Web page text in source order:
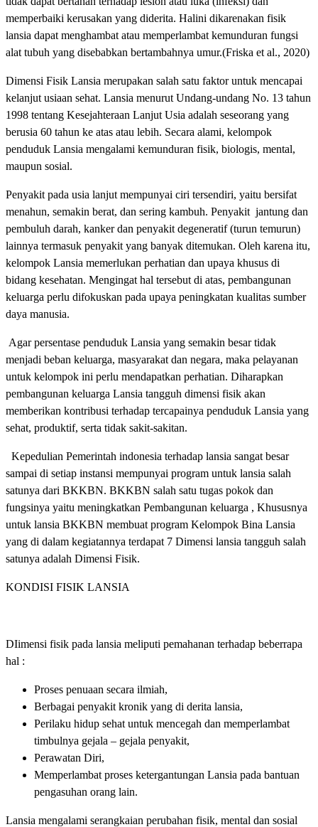
memperbaiki kerusakan yang diderita. Halini dikarenakan fisik
lansia dapat menghambat atau memperlambat kemunduran fungsi
alat tubuh yang disebabkan bertambahnya umur.(Friska et al., 2020)
Dimensi Fisik Lansia merupakan salah satu faktor untuk mencapai
kelanjut usiaan sehat. Lansia menurut Undang-undang No. 13 tahun
1998 tentang Kesejahteraan Lanjut Usia adalah seseorang yang
berusia 60 tahun ke atas atau lebih. Secara alami, kelompok
penduduk Lansia mengalami kemunduran fisik, biologis, mental,
maupun sosial.
Penyakit pada usia lanjut mempunyai ciri tersendiri, yaitu bersifat
menahun, semakin berat, dan sering kambuh. Penyakit jantung dan
pembuluh darah, kanker dan penyakit degeneratif (turun temurun)
lainnya termasuk penyakit yang banyak ditemukan. Oleh karena itu,
kelompok Lansia memerlukan perhatian dan upaya khusus di
bidang kesehatan. Mengingat hal tersebut di atas, pembangunan
keluarga perlu difokuskan pada upaya peningkatan kualitas sumber
daya manusia.
Agar persentase penduduk Lansia yang semakin besar tidak
menjadi beban keluarga, masyarakat dan negara, maka pelayanan
untuk kelompok ini perlu mendapatkan perhatian. Diharapkan
pembangunan keluarga Lansia tangguh dimensi fisik akan
memberikan kontribusi terhadap tercapainya penduduk Lansia yang
sehat, produktif, serta tidak sakit-sakitan.
Kepedulian Pemerintah indonesia terhadap lansia sangat besar
sampai di setiap instansi mempunyai program untuk lansia salah
satunya dari BKKBN. BKKBN salah satu tugas pokok dan
fungsinya yaitu meningkatkan Pembangunan keluarga , Khususnya
untuk lansia BKKBN membuat program Kelompok Bina Lansia
yang di dalam kegiatannya terdapat 7 Dimensi lansia tangguh salah
satunya adalah Dimensi Fisik.
KONDISI FISIK LANSIA
DIimensi fisik pada lansia meliputi pemahanan terhadap beberrapa
hal :
Proses penuaan secara ilmiah,
Berbagai penyakit kronik yang di derita lansia,
Perilaku hidup sehat untuk mencegah dan memperlambat
timbulnya gejala – gejala penyakit,
Perawatan Diri,
Memperlambat proses ketergantungan Lansia pada bantuan
pengasuhan orang lain.
Lansia mengalami serangkaian perubahan fisik, mental dan sosial